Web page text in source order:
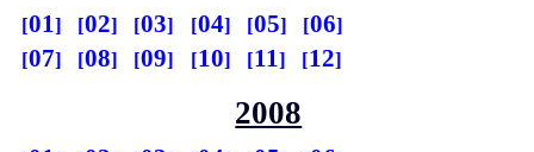
01 02 03 04 05
06
07
08 09 10 11 12
2008